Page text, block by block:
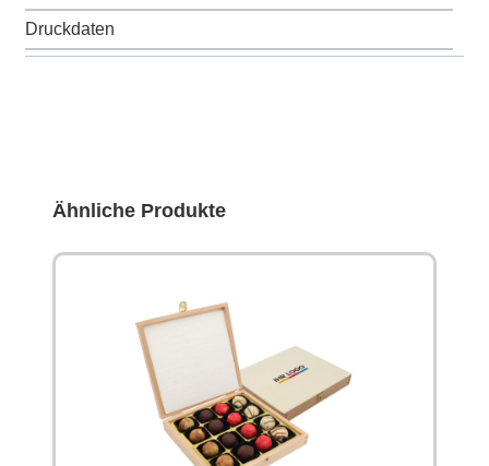
Druckdaten
Produktgalerie überspringen
Ähnliche Produkte